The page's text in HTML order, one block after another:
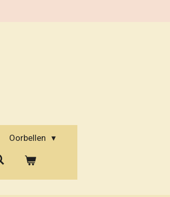
Oorbellen